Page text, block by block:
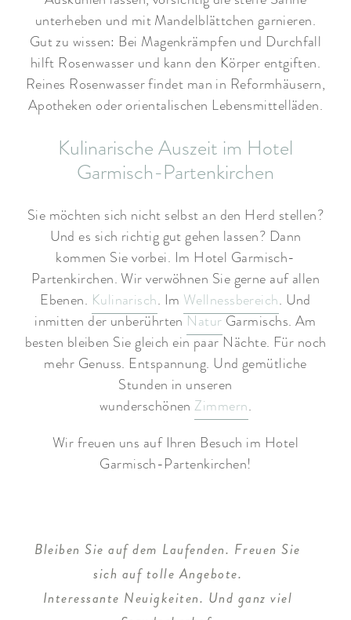
unterheben und mit Mandelblättchen garnieren.
Gut zu wissen: Bei Magenkrämpfen und Durchfall
hilft Rosenwasser und kann den Körper entgiften.
Reines Rosenwasser findet man in Reformhäusern,
Apotheken oder orientalischen Lebensmittelläden.
Kulinarische Auszeit im Hotel
Garmisch-Partenkirchen
Sie möchten sich nicht selbst an den Herd stellen?
Und es sich richtig gut gehen lassen? Dann
kommen Sie vorbei. Im Hotel Garmisch-
Partenkirchen. Wir verwöhnen Sie gerne auf allen
Ebenen. Kulinarisch. Im Wellnessbereich. Und
inmitten der unberührten Natur Garmischs. Am
besten bleiben Sie gleich ein paar Nächte. Für noch
mehr Genuss. Entspannung. Und gemütliche
Stunden in unseren
wunderschönenZimmern.
Wir freuen uns auf Ihren Besuch im Hotel
Garmisch-Partenkirchen!
Bleiben Sie auf dem Laufenden. Freuen Sie
sich auf tolle Angebote.
Interessante Neuigkeiten. Und ganz viel